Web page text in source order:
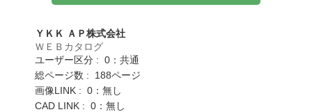
ＹＫＫ ＡＰ株式会社
ＷＥＢカタログ
ユーザー区分 : 0：共通
総ページ数 : 188ページ
画像LINK : 0：無し
CAD LINK : 0：無し